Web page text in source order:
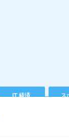
IT 経済 ス